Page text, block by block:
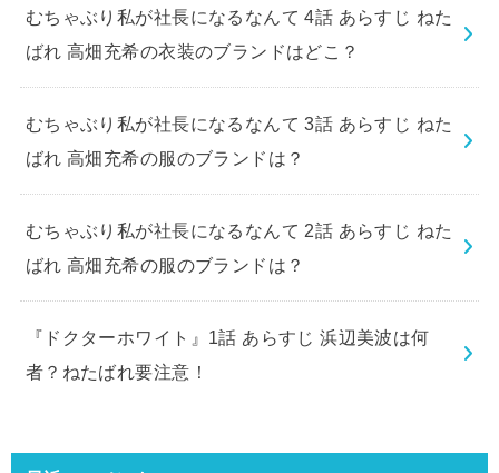
むちゃぶり私が社長になるなんて 4話 あらすじ ねた
ばれ 高畑充希の衣装のブランドはどこ？
むちゃぶり私が社長になるなんて 3話 あらすじ ねた
ばれ 高畑充希の服のブランドは？
むちゃぶり私が社長になるなんて 2話 あらすじ ねた
ばれ 高畑充希の服のブランドは？
『ドクターホワイト』1話 あらすじ 浜辺美波は何
者？ねたばれ要注意！